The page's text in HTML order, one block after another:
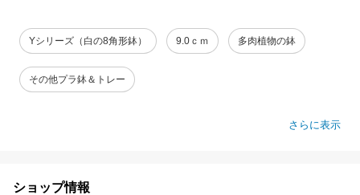
Yシリーズ（白の8角形鉢） 9.0ｃｍ 多肉植物の鉢
その他プラ鉢＆トレー
さらに表示
ショップ情報